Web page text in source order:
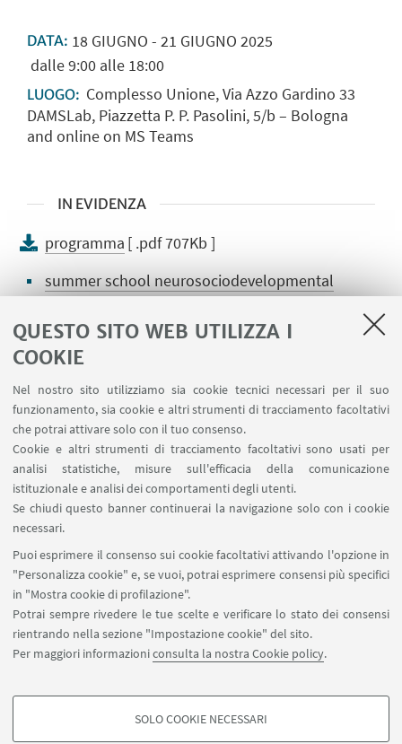
QUESTO SITO WEB UTILIZZA I
COOKIE
Nel nostro sito utilizziamo sia cookie tecnici necessari per il suo
funzionamento, sia cookie e altri strumenti di tracciamento facoltativi
che potrai attivare solo con il tuo consenso.
Cookie e altri strumenti di tracciamento facoltativi sono usati per
analisi statistiche, misure sull'efficacia della comunicazione
istituzionale e analisi dei comportamenti degli utenti.
Se chiudi questo banner continuerai la navigazione solo con i cookie
necessari.
Puoi esprimere il consenso sui cookie facoltativi attivando l'opzione in
"Personalizza cookie" e, se vuoi, potrai esprimere consensi più specifici
in "Mostra cookie di profilazione".
Potrai sempre rivedere le tue scelte e verificare lo stato dei consensi
rientrando nella sezione "Impostazione cookie" del sito.
Per maggiori informazioniconsulta la nostra Cookie policy.
COOKIE DI PROFILAZIONE - FACOLTATIVI
SOLO COOKIE NECESSARI
DATA: 18GIUGNO - 21 GIUGNO2025
dalle 9:00 alle 18:00
LUOGO: Complesso Unione, Via Azzo Gardino 33
DAMSLab, Piazzetta P. P. Pasolini, 5/b – Bologna
and online on MS Teams
IN EVIDENZA
programma [ .pdf 707Kb ]
summer school neurosociodevelopmental
summer school neurosociodevelopmental
disorders
summer school neurosociodevelopmental
disorders